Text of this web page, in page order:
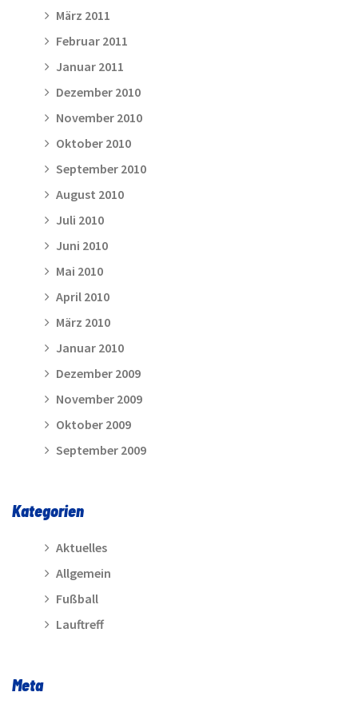
März 2011
Februar 2011
Januar 2011
Dezember 2010
November 2010
Oktober 2010
September 2010
August 2010
Juli 2010
Juni 2010
Mai 2010
April 2010
März 2010
Januar 2010
Dezember 2009
November 2009
Oktober 2009
September 2009
Kategorien
Aktuelles
Allgemein
Fußball
Lauftreff
Meta